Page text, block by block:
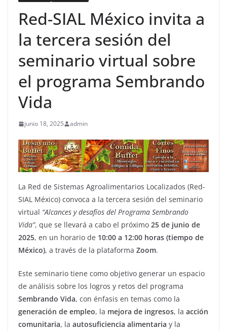
Red-SIAL México invita a
la tercera sesión del
seminario virtual sobre
el programa Sembrando
Vida
junio 18, 2025 admin
La Red de Sistemas Agroalimentarios Localizados (Red-
SIAL México) convoca a la tercera sesión del seminario
virtual “Alcances y desafíos del Programa Sembrando
Vida”, que se llevará a cabo el próximo 25 de junio de
2025, en un horario de 10:00 a 12:00 horas (tiempo de
México), a través de la plataforma Zoom.
Este seminario tiene como objetivo generar un espacio
de análisis sobre los logros y retos del programa
Sembrando Vida, con énfasis en temas como la
generación de empleo, la mejora de ingresos, la acción
comunitaria, la autosuficiencia alimentaria y la